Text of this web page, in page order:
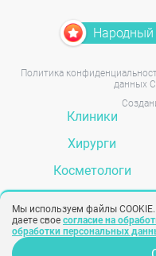
Народный
Политика
данных
Клиники
Хирурги
Косметологи
Мы используем файлы
даете свое согласие на
обработки персональных